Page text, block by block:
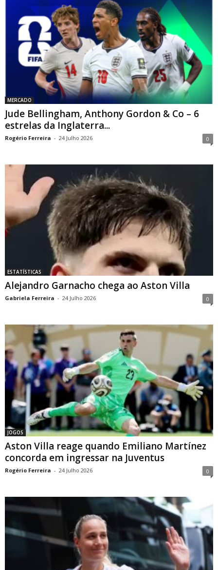
MERCADO
Jude Bellingham, Anthony Gordon & Co – 6
estrelas da Inglaterra...
Rogério Ferreira - 24 Julho 2026 0
ESTATÍSTICAS
Alejandro Garnacho chega ao Aston Villa
Gabriela Ferreira - 24 Julho 2026 0
JOGOS
Aston Villa reage quando Emiliano Martínez
concorda em ingressar na Juventus
Rogério Ferreira - 24 Julho 2026 0